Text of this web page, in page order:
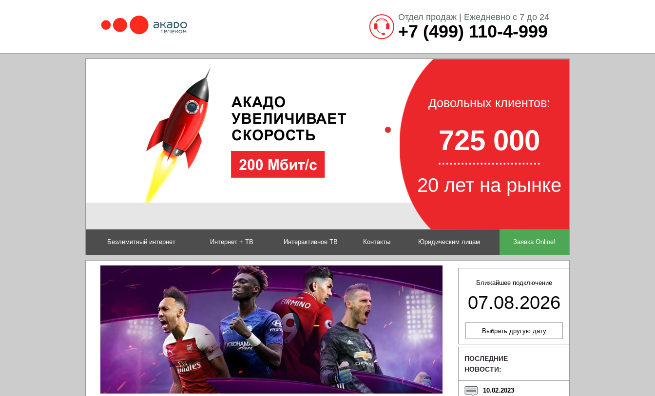
Отдел продаж | Ежедневно с 7 до 24
+7 (499) 110-4-999
Довольных клиентов:
725 000
20 лет на рынке
Безлимитный интернет Интернет + ТВ Интерактивное ТВ Контакты Юридическим лицам Заявка Online!
Ближайшее подключение
07.08.2026
ПОСЛЕДНИЕ
НОВОСТИ:
10.02.2023